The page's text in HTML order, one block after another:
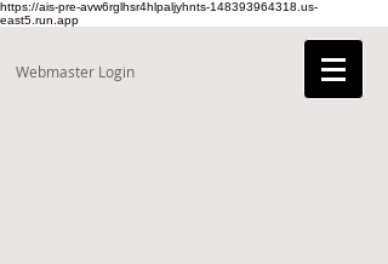
https://ais-pre-avw6rglhsr4hlpaljyhnts-148393964318.us-
east5.run.app
Webmaster Login